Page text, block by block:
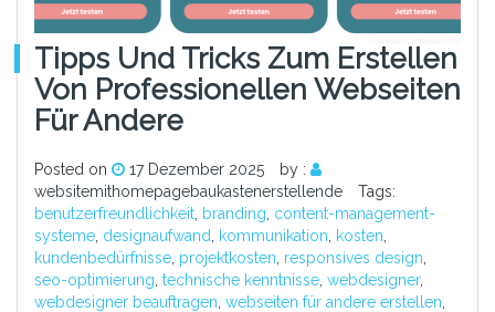
Tipps Und Tricks Zum Erstellen
Von Professionellen Webseiten
Für Andere
Posted on 17 Dezember 2025
by :
websitemithomepagebaukastenerstellende
Tags:
benutzerfreundlichkeit branding content-management-
systeme designaufwand kommunikation kosten
kundenbedürfnisse projektkosten responsives design
seo-optimierung technische kenntnisse webdesigner,
webdesigner beauftragen webseiten für andere erstellen